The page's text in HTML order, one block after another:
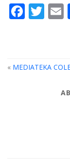
« MEDIATEKA